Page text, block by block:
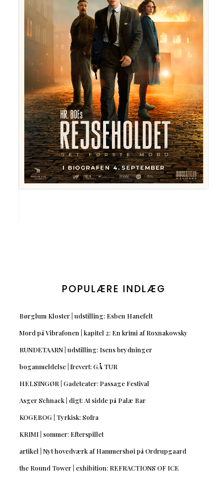
POPULÆRE INDLÆG
Børglum Kloster | udstilling: Esben Hanefelt
Mord på Vibrafonen | kapitel 2: En krimi af Roxnakowsky
RUNDETAARN | udstilling: Isens brydninger
boganmeldelse | frevert: GÅ TUR
HELSINGØR | Gadeteater: Passage Festival
Asger Schnack | digt: At sidde på Palæ Bar
KOGEBOG | Tyrkisk: Sofra
KRIMI | sommer: Efterspillet
artikel | Nyt hovedværk af Hammershøi på Ordrupgaard
the Round Tower | exhibition: REFRACTIONS OF ICE